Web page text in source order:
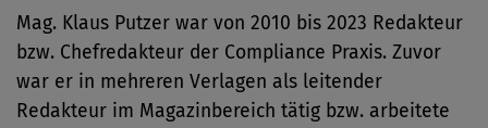
Mag. Klaus Putzer war von 2010 bis 2023 Redakteur
bzw. Chefredakteur der Compliance Praxis. Zuvor
war er in mehreren Verlagen als leitender
Redakteur im Magazinbereich tätig bzw. arbeitete